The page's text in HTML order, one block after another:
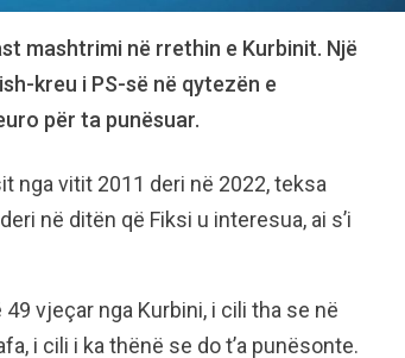
mashtrimi në rrethin e Kurbinit. Një
kreu i PS-së në qytezën e
për ta punësuar.
nga vitit 2011 deri në 2022, teksa
në ditën që Fiksi u interesua, ai s’i
vjeçar nga Kurbini, i cili tha se në
i cili i ka thënë se do t’a punësonte.